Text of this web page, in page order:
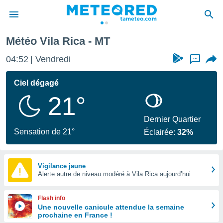
de
Météo Vila Rica - MT
04:52 Vendredi ...
Ciel dégagé
21°
Sensation de 21°
Dernier Quartier
Éclairée:32%
Vigilance jaune
Alerte autre de niveau modéré à Vila Rica aujourd’hui
Flash info
Une nouvelle canicule attendue la semaine
prochaine en France !